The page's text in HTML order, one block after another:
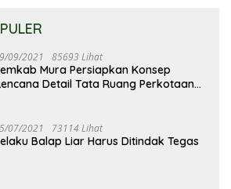
09/2021 85693 Lihat
Mura Persiapkan Konsep
Detail Tata Ruang Perkotaan
07/2021 73114 Lihat
Balap Liar Harus Ditindak Tegas